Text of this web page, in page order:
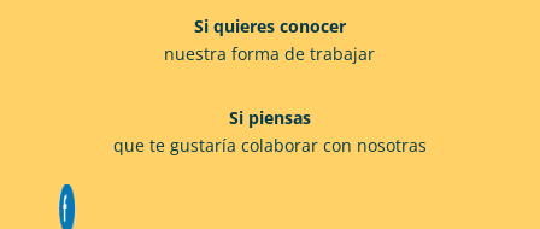
Si quieres conocer
nuestra forma de trabajar
Si piensas
que te gustaría colaborar con nosotras